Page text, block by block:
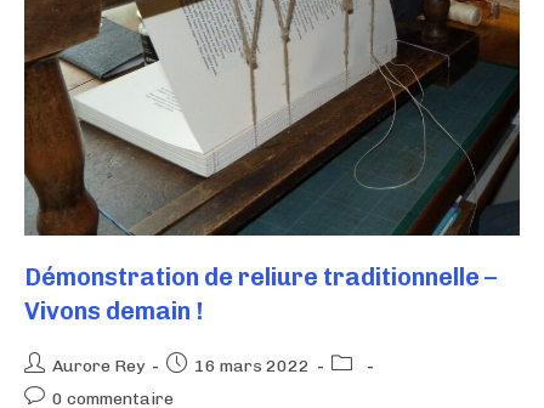
Démonstration de reliure traditionnelle –
Vivons demain !
Aurore Rey
16 mars 2022
0 commentaire